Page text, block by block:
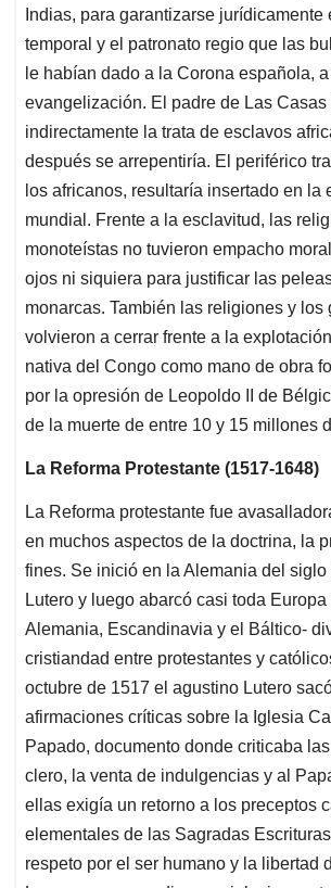
Indias, para garantizarse jurídicamente
temporal y el patronato regio que las
le habían dado a la Corona española,
evangelización. El padre de Las Casas
indirectamente la trata de esclavos
después se arrepentiría. El periférico
los africanos, resultaría insertado en la
mundial. Frente a la esclavitud, las
monoteístas no tuvieron empacho
ojos ni siquiera para justificar las
monarcas. También las religiones y los
volvieron a cerrar frente a la
nativa del Congo como mano de obra
por la opresión de Leopoldo II de
de la muerte de entre 10 y 15 millones
La Reforma Protestante (1517-1648)
La Reforma protestante fue
en muchos aspectos de la doctrina, la
fines. Se inició en la Alemania del siglo
Lutero y luego abarcó casi toda
Alemania, Escandinavia y el Báltico-
cristiandad entre protestantes y
octubre de 1517 el agustino Lutero
afirmaciones críticas sobre la Iglesia
Papado, documento donde criticaba
clero, la venta de indulgencias y al
ellas exigía un retorno a los preceptos
elementales de las Sagradas
respeto por el ser humano y la libertad